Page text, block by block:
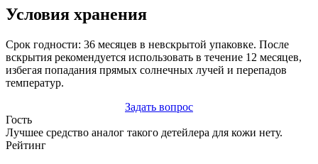
Условия хранения
Срок годности: 36 месяцев в невскрытой упаковке. После
вскрытия рекомендуется использовать в течение 12 месяцев,
избегая попадания прямых солнечных лучей и перепадов
температур.
Задать вопрос
Гость
Лучшее средство аналог такого детейлера для кожи нету.
Рейтинг